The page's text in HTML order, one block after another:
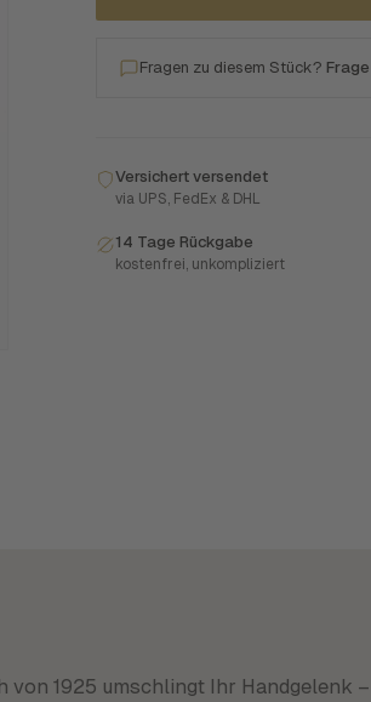
Fragen zu diesem Stück?
Versichert versendet
via UPS, FedEx & DHL
14 Tage Rückgabe
kostenfrei, unkompliziert
von 1925 umschlingt Ihr Handgelenk